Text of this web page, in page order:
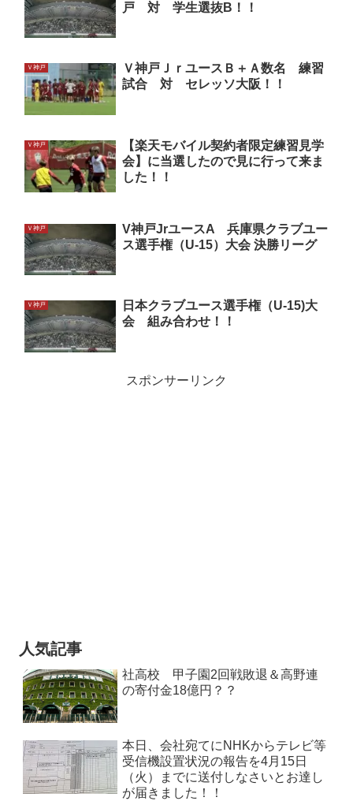
戸 対 学生選抜B！！
Ｖ神戸
Ｖ神戸ＪｒユースＢ＋Ａ数名 練習
試合 対 セレッソ大阪！！
Ｖ神戸
【楽天モバイル契約者限定練習見学
会】に当選したので見に行って来ま
した！！
Ｖ神戸
V神戸JrユースA 兵庫県クラブユー
ス選手権（U-15）大会 決勝リーグ
Ｖ神戸
日本クラブユース選手権（U-15)大
会 組み合わせ！！
スポンサーリンク
人気記事
社高校 甲子園2回戦敗退＆高野連
の寄付金18億円？？
本日、会社宛てにNHKからテレビ等
受信機設置状況の報告を4月15日
（火）までに送付しなさいとお達し
が届きました！！